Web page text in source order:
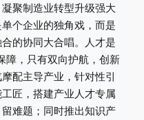
聚制造业转型升级强大
个企业的独角戏，而是
的协同大合唱。人才是
障，只有双向护航，创新
配主导产业，针对性引
匠，搭建产业人才专属
难题；同时推出知识产